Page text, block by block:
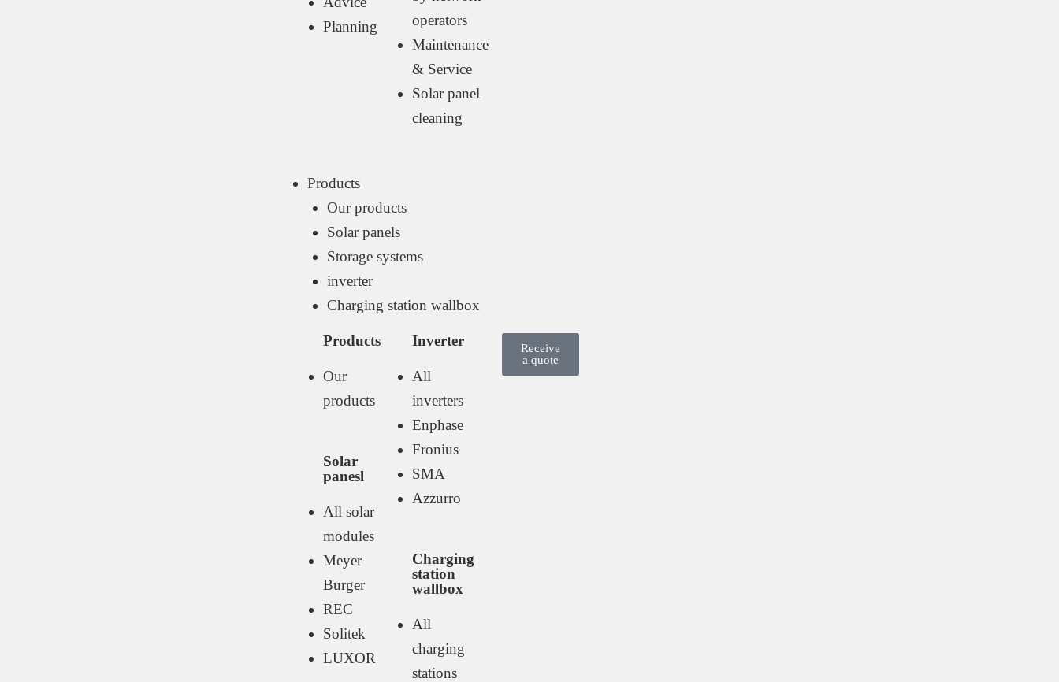
Planning
operators
Maintenance
& Service
Solar panel
cleaning
Products
Our products
Solar panels
Storage systems
inverter
Charging station wallbox
Products
Our
products
Solar
panesl
All solar
modules
Meyer
Burger
REC
Solitek
LUXOR
Inverter
All
inverters
Enphase
Fronius
SMA
Azzurro
Charging
station
wallbox
All
charging
stations
Receive
a quote